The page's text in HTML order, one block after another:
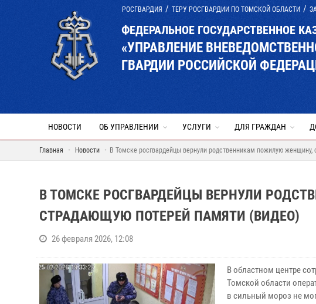
РОСГВАРДИЯ ТЕРУ РОСГВАРДИИ ПО ТОМСКОЙ ОБЛАСТИ
ФЕДЕРАЛЬНОЕ ГОСУДАРСТВЕННОЕ
«УПРАВЛЕНИЕ
ГВАРДИИ РОССИЙСКОЙ
НОВОСТИ ОБ УПРАВЛЕНИИ УСЛУГИ ДЛЯ ГРАЖДАН
Главная Новости В Томске росгвардейцы вернули родственникам пожилую
В ТОМСКЕ РОСГВАРДЕЙЦЫ ВЕРНУЛИ
СТРАДАЮЩУЮ ПОТЕРЕЙ ПАМЯТИ (ВИДЕО)
26 февраля 2026, 12:08
В областном центре
Томской области
в сильный мороз не